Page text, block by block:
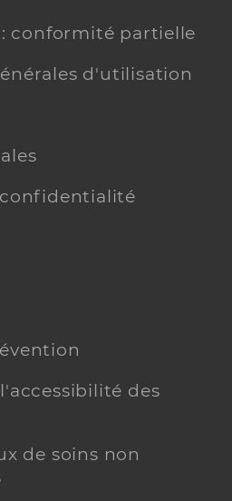
conformité partielle
d'utilisation
des
de soins non